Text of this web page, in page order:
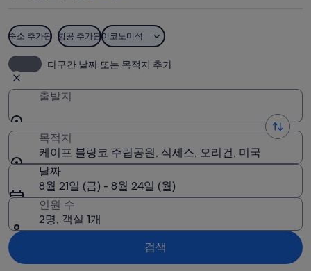
주
립
공
원
사
진
숙소 추가됨 항공 추가됨이코노미석
다구간 날짜 또는 목적지 추가
출발지
목적지
케이프 블랑코 주립공원, 식세스, 오리건, 미국
날짜
8월 21일 (금) - 8월 24일 (월)
인원 수
2명, 객실 1개
검색